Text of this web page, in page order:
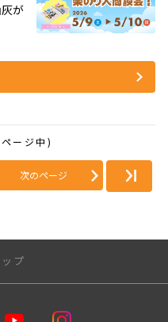
が
ージ中)
次のページ
プ